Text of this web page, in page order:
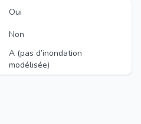
Oui
Non
A (pas d’inondation
modélisée)